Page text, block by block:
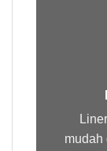
mudah